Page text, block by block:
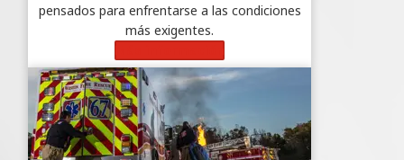
pensados para enfrentarse a las condiciones
más exigentes.